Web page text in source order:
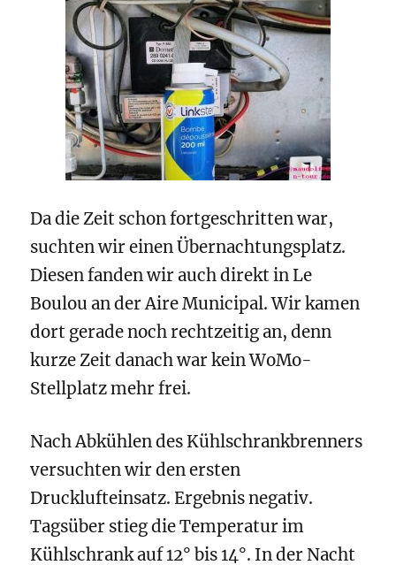
Da die Zeit schon fortgeschritten war,
suchten wir einen Übernachtungsplatz.
Diesen fanden wir auch direkt in Le
Boulou an der Aire Municipal. Wir kamen
dort gerade noch rechtzeitig an, denn
kurze Zeit danach war kein WoMo-
Stellplatz mehr frei.
Nach Abkühlen des Kühlschrankbrenners
versuchten wir den ersten
Drucklufteinsatz. Ergebnis negativ.
Tagsüber stieg die Temperatur im
Kühlschrank auf 12° bis 14°. In der Nacht